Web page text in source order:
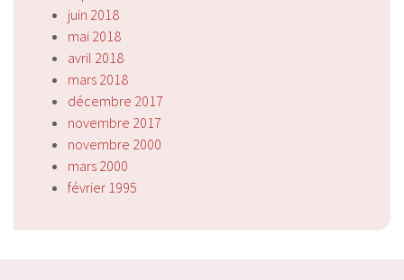
juin 2018
mai 2018
avril 2018
mars 2018
décembre 2017
novembre 2017
novembre 2000
mars 2000
février 1995